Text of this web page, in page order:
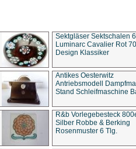
Sektgläser Sektschalen
Luminarc Cavalier Rot
Design Klassiker
Antikes Oesterwitz
Antriebsmodell
Stand Schleifmaschine
R&b Vorlegebesteck
Silber Robbe & Berking
Rosenmuster 6 Tlg.